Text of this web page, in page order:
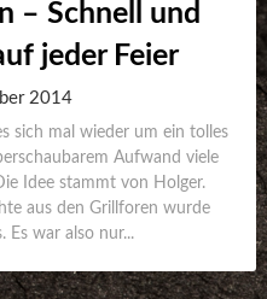
– Schnell und
jeder Feier
2014
sich mal wieder um ein tolles
Aufwand viele
Idee stammt von Holger.
aus den Grillforen wurde
Es war also nur...